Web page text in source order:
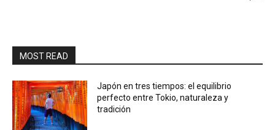
MOST READ
Japón en tres tiempos: el equilibrio
perfecto entre Tokio, naturaleza y
tradición